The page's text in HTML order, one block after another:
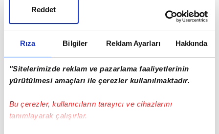
Rıza Bilgiler Reklam Ayarları Hakkında
"Sitelerimizde reklam ve pazarlama faaliyetlerinin
yürütülmesi amaçları ile çerezler kullanılmaktadır.
Bu çerezler, kullanıcıların tarayıcı ve cihazlarını
tanımlayarak çalışırlar.
Reddet
EZANA NE KADAR KALDIĞINI ÖĞRENMEK İÇİN
TIKLAYIN
KİMLER ORUÇ İBADETİNDEN MUAFTIR?
İslam dini, ilke olarak kişileri güçleri nispetinde
sorumlu tutmuş, güçlerini aşan veya sıkıntıya yol